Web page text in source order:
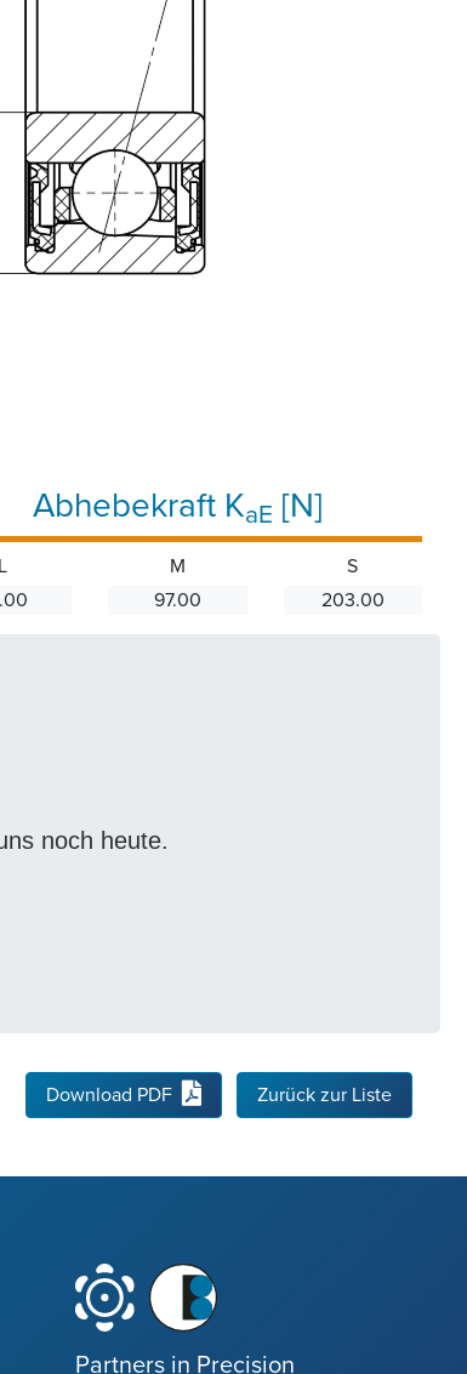
Abhebekraft KaE [N]
L
M
97.00
S
203.00
noch heute.
Download PDF Zurück zur Liste
Partners in Precision